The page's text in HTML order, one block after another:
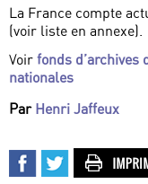
La France compte
(voir liste en annexe).
Voir fonds d’archives
nationales
Par Henri Jaffeux